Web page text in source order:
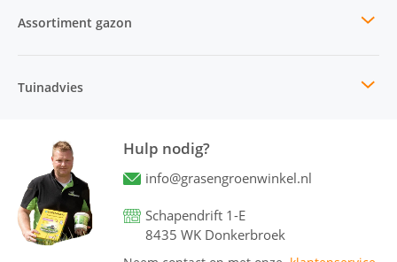
Hulp nodig?
info@grasengroenwinkel.nl
Schapendrift 1-E
8435 WK Donkerbroek
Assortiment gazon
Tuinadvies